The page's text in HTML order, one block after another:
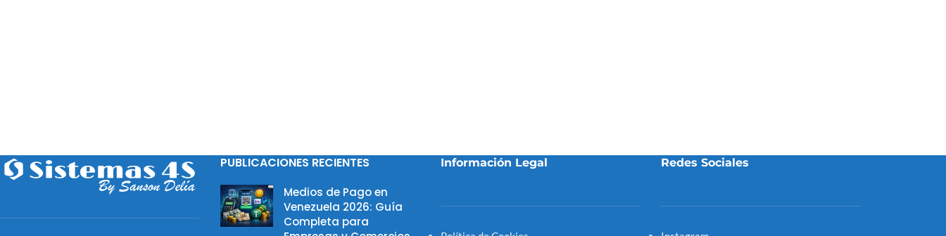
PUBLICACIONES RECIENTES
Medios de Pago en
Venezuela 2026: Guía
Completa para
Información Legal Redes Sociales